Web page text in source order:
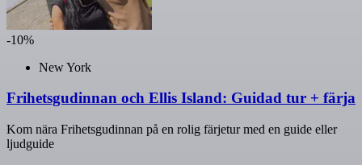
-10%
New York
Frihetsgudinnan och Ellis Island: Guidad tur + färja
Kom nära Frihetsgudinnan på en rolig färjetur med en guide eller
ljudguide